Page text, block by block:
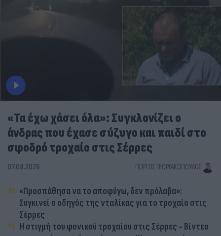
«Τα έχω χάσει όλα»: Συγκλονίζει ο
άνδρας που έχασε σύζυγο και παιδί στο
σφοδρό τροχαίο στις Σέρρες
07.08.2026 ΓΙΏΡΓΟΣ ΓΕΩΡΓΑΚΌΠΟΥΛΟΣ
«Προσπάθησα να το αποφύγω, δεν πρόλαβα»:
Συγκινεί ο οδηγός της νταλίκας για το τροχαίο στις
Σέρρες
Η στιγμή του φονικού τροχαίου στις Σέρρες - Βίντεο